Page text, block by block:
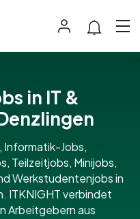
in IT &
Informatik-Jobs,
Teilzeitjobs, Minijobs,
Werkstudentenjobs in
ITKNIGHT verbindet
Arbeitgebern aus